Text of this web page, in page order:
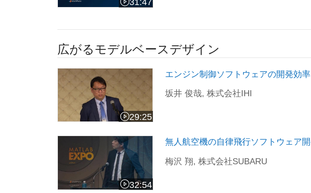
31:47
ビデオの長さ 31:47
広がるモデルベースデザイン
エンジン制御ソフトウェアの開発効率・製品価値向上への挑戦
29:25
ビデオの長さ 29:25
エンジン制御ソフトウェアの開発効
坂井 俊哉, 株式会社IHI
無人航空機の自律飛行ソフトウェア開発におけるModel-
32:54
ビデオの長さ 32:54
無人航空機の自律飛行ソフトウェア
梅沢 翔, 株式会社SUBARU